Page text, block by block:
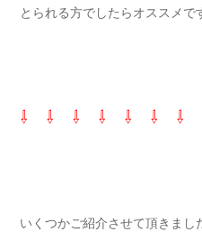
とられる方でしたらオススメで
⇩ ⇩ ⇩ ⇩ ⇩ ⇩ ⇩
いくつかご紹介させて頂きまし